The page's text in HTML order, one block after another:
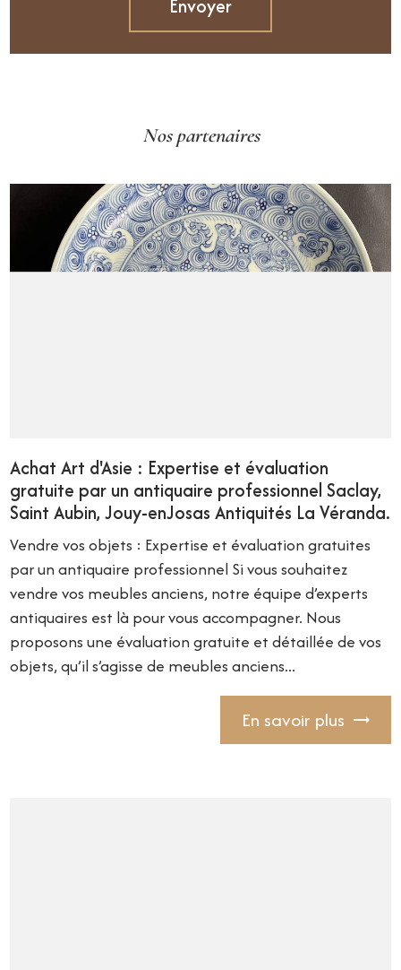
Nos partenaires
Achat Art d'Asie : Expertise et évaluation
gratuite par un antiquaire professionnel Saclay,
Saint Aubin, Jouy-enJosas Antiquités La Véranda.
Vendre vos objets : Expertise et évaluation gratuites
par un antiquaire professionnel Si vous souhaitez
vendre vos meubles anciens, notre équipe d’experts
antiquaires est là pour vous accompagner. Nous
proposons une évaluation gratuite et détaillée de vos
objets, qu’il s’agisse de meubles anciens...
En savoir plus